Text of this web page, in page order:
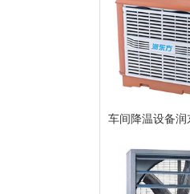
车间降温设备